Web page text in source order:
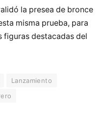
la presea de bronce
misma prueba, para
figuras destacadas del
Lanzamiento